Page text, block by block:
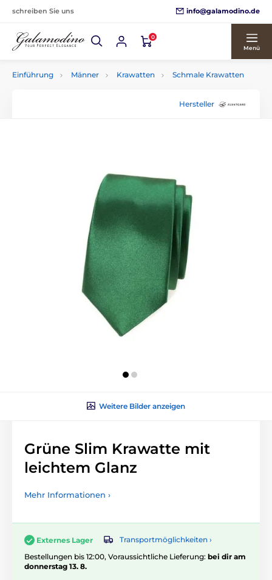
schreiben Sie uns info@galamodino.de
0
Menü
Einführung Männer Krawatten Schmale Krawatten
Hersteller
Weitere Bilder anzeigen
Grüne Slim Krawatte mit
leichtem Glanz
Mehr Informationen ›
Externes Lager
Transportmöglichkeiten ›
Bestellungen bis 12:00, Voraussichtliche Lieferung: bei dir am
donnerstag 13. 8.